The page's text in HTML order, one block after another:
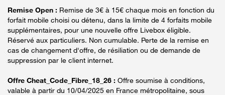
Remise Open : Remise de 3€ à 15€ chaque mois en fonction du
forfait mobile choisi ou détenu, dans la limite de 4 forfaits mobile
supplémentaires, pour une nouvelle offre Livebox éligible.
Réservé aux particuliers. Non cumulable. Perte de la remise en
cas de changement d'offre, de résiliation ou de demande de
suppression par le client internet.
Offre Cheat_Code_Fibre_18_26 : Offre soumise à conditions,
valable à partir du 10/04/2025 en France métropolitaine, sous